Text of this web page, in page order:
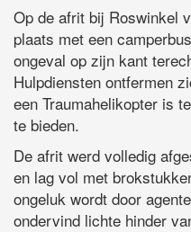
Op de afrit bij Roswinkel
plaats met een
ongeval op zijn kant
Hulpdiensten ontfermen
een Traumahelikopter is
te bieden.
De afrit werd volledig
en lag vol met
ongeluk wordt door
ondervind lichte hinder